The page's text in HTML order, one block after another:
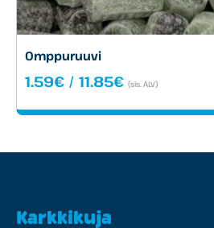
Omppuruuvi
1.59€ / 11.85€Hintaluokka:
-
(sis. ALV)
Karkkikuja